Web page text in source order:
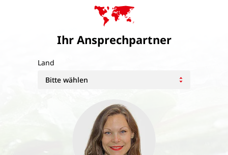
Ihr Ansprechpartner
Land